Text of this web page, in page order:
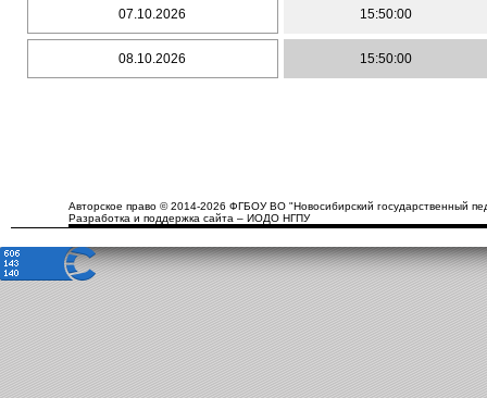
07.10.2026 15:50:00
08.10.2026 15:50:00
Авторское право © 2014-2026 ФГБОУ ВО "Новосибирский государственный
Разработка и поддержка сайта – ИОДО НГПУ